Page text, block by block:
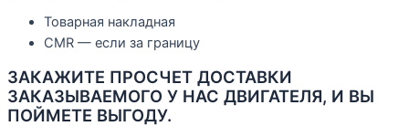
Товарная накладная
CMR — если за границу
ЗАКАЖИТЕ ПРОСЧЕТ ДОСТАВКИ
ЗАКАЗЫВАЕМОГО У НАС ДВИГАТЕЛЯ, И ВЫ
ПОЙМЕТЕ ВЫГОДУ.